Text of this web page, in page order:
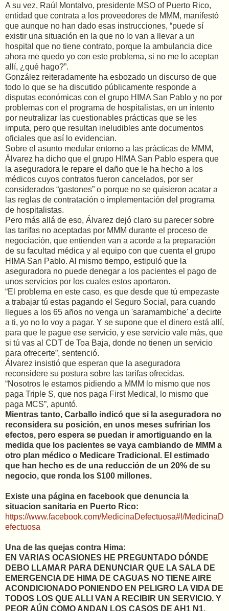
A su vez, Raúl Montalvo, presidente MSO of Puerto Rico,
entidad que contrata a los proveedores de MMM, manifestó
que aunque no han dado esas instrucciones, “puede sí
existir una situación en la que no lo van a llevar a un
hospital que no tiene contrato, porque la ambulancia dice
ahora me quedo yo con este problema, si no me lo aceptan
allí, ¿qué hago?”.
González reiteradamente ha esbozado un discurso de que
todo lo que se ha discutido públicamente responde a
disputas económicas con el grupo HIMA San Pablo y no por
problemas con el programa de hospitalistas, en un intento
por neutralizar las cuestionables prácticas que se les
imputa, pero que resultan ineludibles ante documentos
oficiales que así lo evidencian.
Sobre el asunto medular entorno a las prácticas de MMM,
Álvarez ha dicho que el grupo HIMA San Pablo espera que
la aseguradora le repare el daño que le ha hecho a los
médicos cuyos contratos fueron cancelados, por ser
considerados “gastones” o porque no se quisieron acatar a
las reglas de contratación o implementación del programa
de hospitalistas.
Pero más allá de eso, Álvarez dejó claro su parecer sobre
las tarifas no aceptadas por MMM durante el proceso de
negociación, que entienden van a acorde a la preparación
de su facultad médica y al equipo con que cuenta el grupo
HIMA San Pablo. Al mismo tiempo, estipuló que la
aseguradora no puede denegar a los pacientes el pago de
unos servicios por los cuales estos aportaron.
“El problema en este caso, es que desde que tú empezaste
a trabajar tú estas pagando el Seguro Social, para cuando
llegues a los 65 años no venga un 'saramambiche' a decirte
a ti, yo no lo voy a pagar. Y se supone que el dinero está allí,
para que le pague ese servicio, y ese servicio vale más, que
si tú vas al CDT de Toa Baja, donde no tienen un servicio
para ofrecerte”, sentenció.
Álvarez insistió que esperan que la aseguradora
reconsidere su postura sobre las tarifas ofrecidas.
“Nosotros le estamos pidiendo a MMM lo mismo que nos
paga Triple S, que nos paga First Medical, lo mismo que
paga MCS”, apuntó.
Mientras tanto, Carballo indicó que si la aseguradora no
reconsidera su posición, en unos meses sufrirían los
efectos, pero espera se puedan ir amortiguando en la
medida que los pacientes se vaya cambiando de MMM a
otro plan médico o Medicare Tradicional. El estimado
que han hecho es de una reducción de un 20% de su
negocio, que ronda los $100 millones.
Existe una página en facebook que denuncia la
situacion sanitaria en Puerto Rico:
https://www.facebook.com/MedicinaDefectuosa#!/MedicinaD
efectuosa
Una de las quejas contra Hima:
EN VARIAS OCASIONES HE PREGUNTADO DÓNDE
DEBO LLAMAR PARA DENUNCIAR QUE LA SALA DE
EMERGENCIA DE HIMA DE CAGUAS NO TIENE AIRE
ACONDICIONADO PONIENDO EN PELIGRO LA VIDA DE
TODOS LOS QUE ALLI VAN A RECIBIR UN SERVICIO. Y
PEOR AÚN COMO ANDAN LOS CASOS DE AH1 N1.